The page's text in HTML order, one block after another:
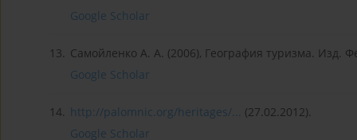
Google Scholar
13. Самойленко А. А. (2006), География туризма. Изд.
Google Scholar
14. http://palomnic.org/heritages/... (27.02.2012).
Google Scholar